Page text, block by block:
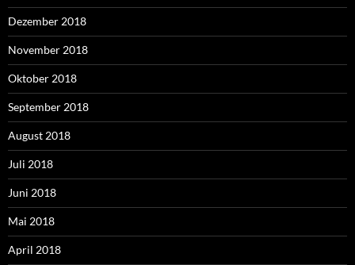
Dezember 2018
November 2018
Oktober 2018
September 2018
August 2018
Juli 2018
Juni 2018
Mai 2018
April 2018